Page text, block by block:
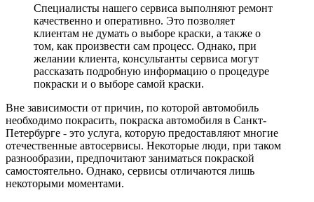
Специалисты нашего сервиса выполняют ремонт
качественно и оперативно. Это позволяет
клиентам не думать о выборе краски, а также о
том, как произвести сам процесс. Однако, при
желании клиента, консультанты сервиса могут
рассказать подробную информацию о процедуре
покраски и о выборе самой краски.
Вне зависимости от причин, по которой автомобиль
необходимо покрасить, покраска автомобиля в Санкт-
Петербурге - это услуга, которую предоставляют многие
отечественные автосервисы. Некоторые люди, при таком
разнообразии, предпочитают заниматься покраской
самостоятельно. Однако, сервисы отличаются лишь
некоторыми моментами.